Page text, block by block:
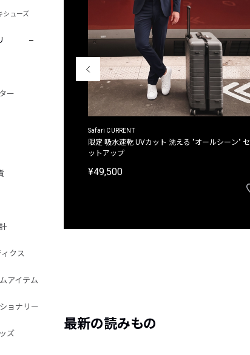
シューズ
ー
クス
アイテム
ョナリー
ズ
ャツジャケット
Safari CURRENT
限定 吸水速乾 UVカット 洗える "オールシーン" セ
ットアップ
¥49,500
最新の読みもの